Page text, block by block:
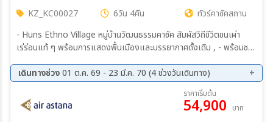
KZ_KC00027 6วัน 4คืน
ทัวร์คาซัคสถาน
- Huns Ethno Village หมู่บ้านวัฒนธรรมคาซัค สัมผัสวิถีชีวิตชนเผ่า
เร่ร่อนแท้ ๆ พร้อมการแสดงพื้นเมืองและบรรยากาศดั้งเดิม , - พร้อมชม
หาชมได้ยากและทรงคุณค่า - Charyn Canyon หุบเขาหินแดงสุดอลังการ
ฉายาแกรนด์แคนยอนแห่งเอเชียกลาง มุมถ่ายรูปสวยแปลกตาไม่เหมือน
ที่ไหน - Kolsay Lakes National Park ทะเลสาบสีมรกตกลางหุบเขา น้ำ
ใสสะท้อนภูเขาและป่าสน บรรยากาศสงบ วิวธรรมชาติระดับพรีเมียม
เดินทางช่วง01 ต.ค. 69 - 23 มี.ค. 70 (4 ช่วงวันเดินทาง)
27 ต.ค. 69 - 01 พ.ย. 69
02 ธ.ค. 69 - 07 ธ.ค. 69
31 ธ.ค. 69 - 05 ม.ค. 70
ราคาเริ่มต้น
54,900 บาท